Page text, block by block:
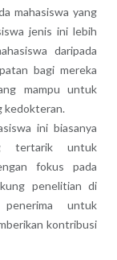
mahasiswa yang
jenis ini lebih
daripada
bagi mereka
mampu untuk
kedokteran.
ini biasanya
tertarik untuk
fokus pada
penelitian di
penerima untuk
kontribusi